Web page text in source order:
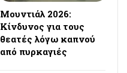
Μουντιάλ 2026:
Κίνδυνος για τους
θεατές λόγω καπνού
από πυρκαγιές